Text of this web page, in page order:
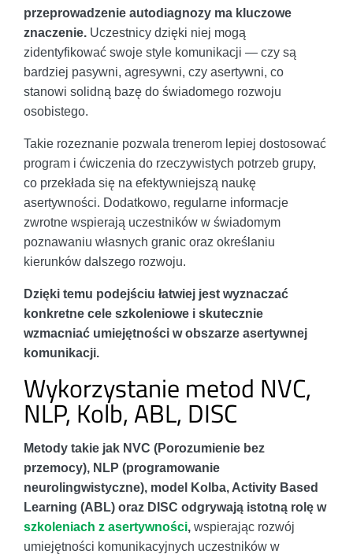
przeprowadzenie autodiagnozy ma kluczowe
znaczenie. Uczestnicy dzięki niej mogą
zidentyfikować swoje style komunikacji — czy są
bardziej pasywni, agresywni, czy asertywni, co
stanowi solidną bazę do świadomego rozwoju
osobistego.
Takie rozeznanie pozwala trenerom lepiej dostosować
program i ćwiczenia do rzeczywistych potrzeb grupy,
co przekłada się na efektywniejszą naukę
asertywności. Dodatkowo, regularne informacje
zwrotne wspierają uczestników w świadomym
poznawaniu własnych granic oraz określaniu
kierunków dalszego rozwoju.
Dzięki temu podejściu łatwiej jest wyznaczać
konkretne cele szkoleniowe i skutecznie
wzmacniać umiejętności w obszarze asertywnej
komunikacji.
Wykorzystanie metod NVC,
NLP, Kolb, ABL, DISC
Metody takie jak NVC (Porozumienie bez
przemocy), NLP (programowanie
neurolingwistyczne), model Kolba, Activity Based
Learning (ABL) oraz DISC odgrywają istotną rolę w
szkoleniach z asertywności, wspierając rozwój
umiejętności komunikacyjnych uczestników w